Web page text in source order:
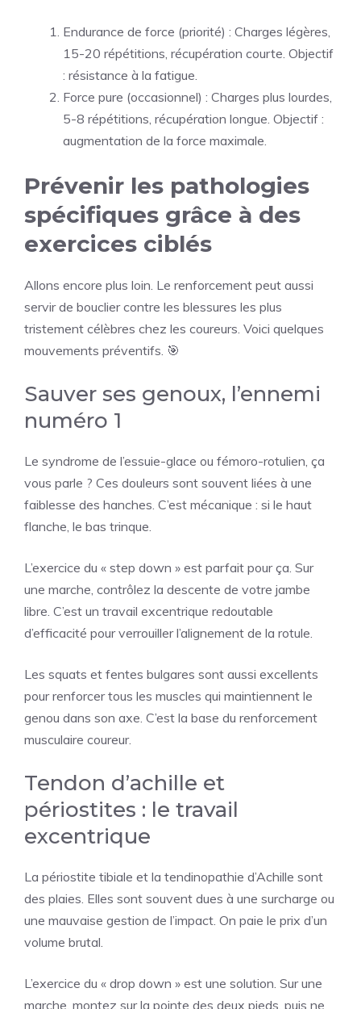
Endurance de force (priorité) : Charges légères,
15-20 répétitions, récupération courte. Objectif
: résistance à la fatigue.
Force pure (occasionnel) : Charges plus lourdes,
5-8 répétitions, récupération longue. Objectif :
augmentation de la force maximale.
Prévenir les pathologies
spécifiques grâce à des
exercices ciblés
Allons encore plus loin. Le renforcement peut aussi
servir de bouclier contre les blessures les plus
tristement célèbres chez les coureurs. Voici quelques
mouvements préventifs. 🎯
Sauver ses genoux, l’ennemi
numéro 1
Le syndrome de l’essuie-glace ou fémoro-rotulien, ça
vous parle ? Ces douleurs sont souvent liées à une
faiblesse des hanches. C’est mécanique : si le haut
flanche, le bas trinque.
L’exercice du « step down » est parfait pour ça. Sur
une marche, contrôlez la descente de votre jambe
libre. C’est un travail excentrique redoutable
d’efficacité pour verrouiller l’alignement de la rotule.
Les squats et fentes bulgares sont aussi excellents
pour renforcer tous les muscles qui maintiennent le
genou dans son axe. C’est la base du renforcement
musculaire coureur.
Tendon d’achille et
périostites : le travail
excentrique
La périostite tibiale et la tendinopathie d’Achille sont
des plaies. Elles sont souvent dues à une surcharge ou
une mauvaise gestion de l’impact. On paie le prix d’un
volume brutal.
L’exercice du « drop down » est une solution. Sur une
marche, montez sur la pointe des deux pieds, puis ne